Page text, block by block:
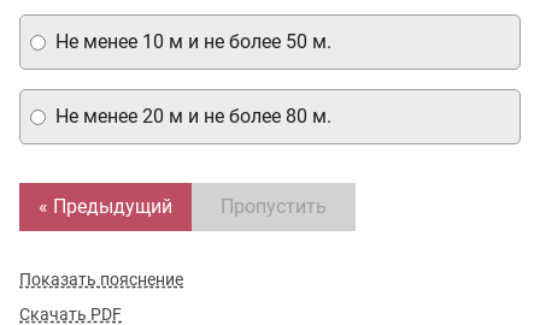
Не менее 20 м и не более 80 м.
Не менее 10 м и не более 50 м.
« Предыдущий Пропустить
Показать пояснение
Скачать PDF